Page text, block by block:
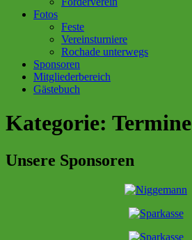
Fotos
Feste
Vereinsturniere
Rochade unterwegs
Sponsoren
Mitgliederbereich
Gästebuch
Kategorie: Termine
Unsere Sponsoren